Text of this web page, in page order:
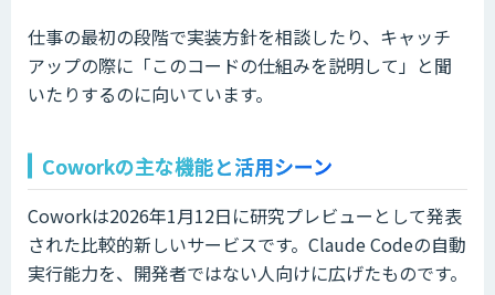
仕事の最初の段階で実装方針を相談したり、キャッチ
アップの際に「このコードの仕組みを説明して」と聞
いたりするのに向いています。
Coworkの主な機能と活用シーン
Coworkは2026年1月12日に研究プレビューとして発表
された比較的新しいサービスです。Claude Codeの自動
実行能力を、開発者ではない人向けに広げたものです。